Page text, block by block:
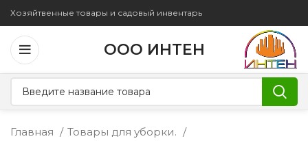
Хозяйтвенные товары и садовый инвентарь
ООО ИНТЕН
Главная
Товары для уборки.